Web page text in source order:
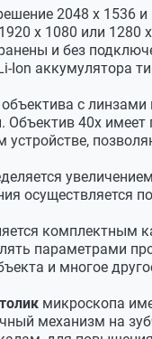
2048 x 1536
x 1080 или
и без
Ion аккумулятора
с линзами
40х имеет
устройстве,
осуществляется
комплектным
параметрами
и многое
микроскопа
механизм на
50 - 20
1 мм, с
6500⁰К
в упаковке